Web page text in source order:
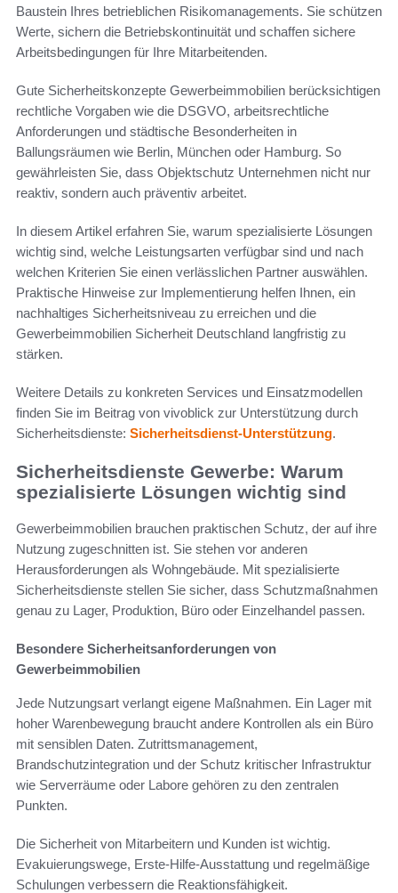
Baustein Ihres betrieblichen Risikomanagements. Sie schützen
Werte, sichern die Betriebskontinuität und schaffen sichere
Arbeitsbedingungen für Ihre Mitarbeitenden.
Gute Sicherheitskonzepte Gewerbeimmobilien berücksichtigen
rechtliche Vorgaben wie die DSGVO, arbeitsrechtliche
Anforderungen und städtische Besonderheiten in
Ballungsräumen wie Berlin, München oder Hamburg. So
gewährleisten Sie, dass Objektschutz Unternehmen nicht nur
reaktiv, sondern auch präventiv arbeitet.
In diesem Artikel erfahren Sie, warum spezialisierte Lösungen
wichtig sind, welche Leistungsarten verfügbar sind und nach
welchen Kriterien Sie einen verlässlichen Partner auswählen.
Praktische Hinweise zur Implementierung helfen Ihnen, ein
nachhaltiges Sicherheitsniveau zu erreichen und die
Gewerbeimmobilien Sicherheit Deutschland langfristig zu
stärken.
Weitere Details zu konkreten Services und Einsatzmodellen
finden Sie im Beitrag von vivoblick zur Unterstützung durch
Sicherheitsdienste: Sicherheitsdienst-Unterstützung.
Sicherheitsdienste Gewerbe: Warum
spezialisierte Lösungen wichtig sind
Gewerbeimmobilien brauchen praktischen Schutz, der auf ihre
Nutzung zugeschnitten ist. Sie stehen vor anderen
Herausforderungen als Wohngebäude. Mit spezialisierte
Sicherheitsdienste stellen Sie sicher, dass Schutzmaßnahmen
genau zu Lager, Produktion, Büro oder Einzelhandel passen.
Besondere Sicherheitsanforderungen von
Gewerbeimmobilien
Jede Nutzungsart verlangt eigene Maßnahmen. Ein Lager mit
hoher Warenbewegung braucht andere Kontrollen als ein Büro
mit sensiblen Daten. Zutrittsmanagement,
Brandschutzintegration und der Schutz kritischer Infrastruktur
wie Serverräume oder Labore gehören zu den zentralen
Punkten.
Die Sicherheit von Mitarbeitern und Kunden ist wichtig.
Evakuierungswege, Erste-Hilfe-Ausstattung und regelmäßige
Schulungen verbessern die Reaktionsfähigkeit.